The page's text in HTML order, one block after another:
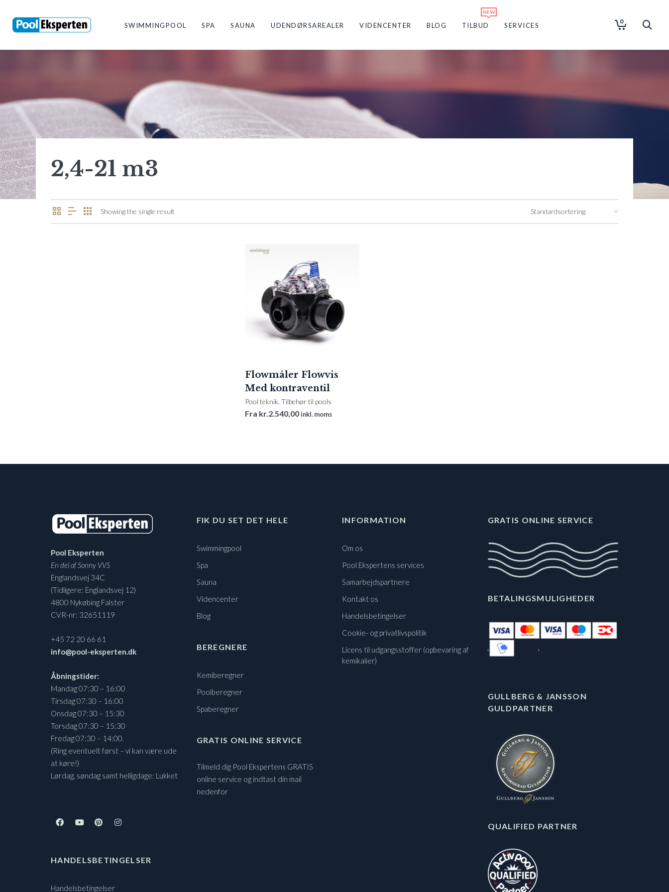
SWIMMINGPOOL SPA SAUNA UDENDØRSAREALER VIDENCENTER BLOG TILBUD SERVICES
0
2,4-21 m3
Showing the single result
Flowmåler Flowvis
Med kontraventil
Pool teknik Tilbehør til pools
Fra kr.2.540,00inkl. moms
Pool Eksperten
En del af Sonny VVS
Englandsvej 34C
(Tidligere: Englandsvej 12)
4800 Nykøbing Falster
CVR-nr: 32651119
+45 72 20 66 61
info@pool-eksperten.dk
Åbningstider:
Mandag 07:30 – 16:00
Tirsdag 07:30 – 16:00
Onsdag 07:30 – 15:30
Torsdag 07:30 – 15:30
Fredag 07:30 – 14:00.
(Ring eventuelt først – vi kan være ude
at køre!)
Lørdag, søndag samt helligdage: Lukket
HANDELSBETINGELSER
Handelsbetingelser
FIK DU SET DET HELE
Swimmingpool
Spa
Sauna
Videncenter
Blog
BEREGNERE
Kemiberegner
Poolberegner
Spaberegner
GRATIS ONLINE SERVICE
Tilmeld dig Pool Ekspertens GRATIS
online service og indtast din mail
nedenfor
INFORMATION
Om os
Pool Ekspertens services
Samarbejdspartnere
Kontakt os
Handelsbetingelser
Cookie- og privatlivspolitik
Licens til udgangsstoffer (opbevaring af
kemikalier)
GRATIS ONLINE SERVICE
BETALINGSMULIGHEDER
GULLBERG & JANSSON
GULDPARTNER
QUALIFIED PARTNER